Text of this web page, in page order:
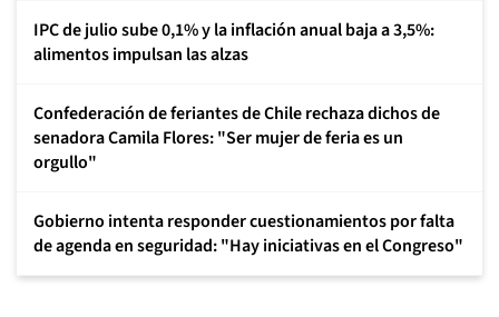
IPC de julio sube 0,1% y la inflación anual baja a 3,5%:
alimentos impulsan las alzas
Confederación de feriantes de Chile rechaza dichos de
senadora Camila Flores: "Ser mujer de feria es un
orgullo"
Gobierno intenta responder cuestionamientos por falta
de agenda en seguridad: "Hay iniciativas en el Congreso"